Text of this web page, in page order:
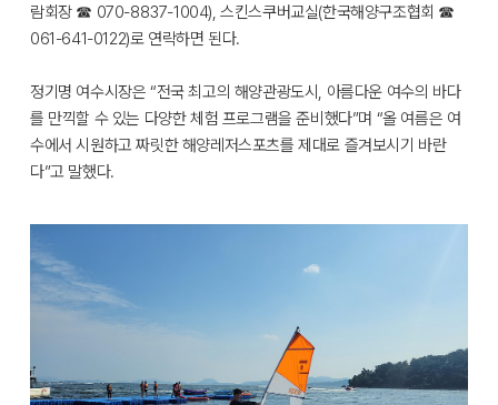
람회장 ☎ 070-8837-1004), 스킨스쿠버교실(한국해양구조협회 ☎
061-641-0122)로 연락하면 된다.
정기명 여수시장은 “전국 최고의 해양관광도시, 아름다운 여수의 바다
를 만끽할 수 있는 다양한 체험 프로그램을 준비했다”며 “올 여름은 여
수에서 시원하고 짜릿한 해양레저스포츠를 제대로 즐겨보시기 바란
다”고 말했다.